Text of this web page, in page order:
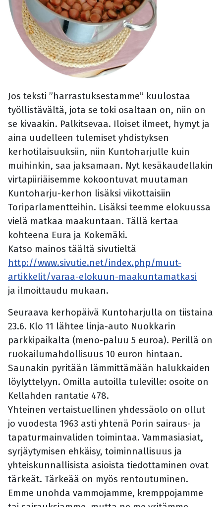
Jos teksti ”harrastuksestamme” kuulostaa
työllistävältä, jota se toki osaltaan on, niin on
se kivaakin. Palkitsevaa. Iloiset ilmeet, hymyt ja
aina uudelleen tulemiset yhdistyksen
kerhotilaisuuksiin, niin Kuntoharjulle kuin
muihinkin, saa jaksamaan. Nyt kesäkaudellakin
virtapiiriäisemme kokoontuvat muutaman
Kuntoharju-kerhon lisäksi viikottaisiin
Toriparlamentteihin. Lisäksi teemme elokuussa
vielä matkaa maakuntaan. Tällä kertaa
kohteena Eura ja Kokemäki.
Katso mainos täältä sivutieltä
http://www.sivutie.net/index.php/muut-
artikkelit/varaa-elokuun-maakuntamatkasi
ja ilmoittaudu mukaan.
Seuraava kerhopäivä Kuntoharjulla on tiistaina
23.6. Klo 11 lähtee linja-auto Nuokkarin
parkkipaikalta (meno-paluu 5 euroa). Perillä on
ruokailumahdollisuus 10 euron hintaan.
Saunakin pyritään lämmittämään halukkaiden
löylyttelyyn. Omilla autoilla tuleville: osoite on
Kellahden rantatie 478.
Yhteinen vertaistuellinen yhdessäolo on ollut
jo vuodesta 1963 asti yhtenä Porin sairaus- ja
tapaturmainvaliden toimintaa. Vammasiasiat,
syrjäytymisen ehkäisy, toiminnallisuus ja
yhteiskunnallisista asioista tiedottaminen ovat
tärkeät. Tärkeää on myös rentoutuminen.
Emme unohda vammojamme, kremppojamme